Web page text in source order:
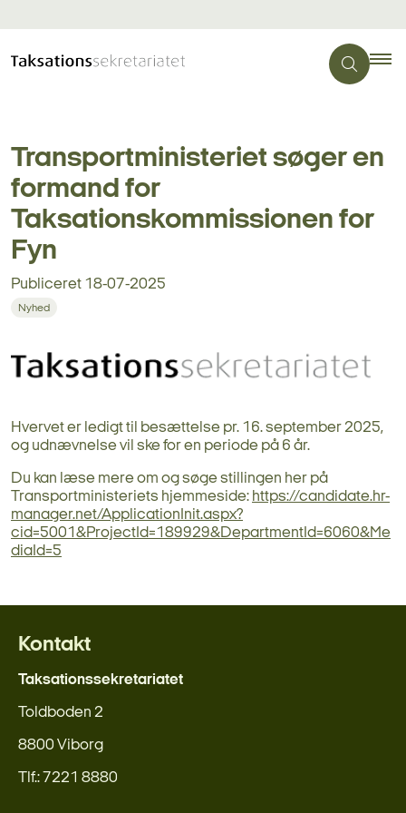
Transportministeriet søger en
formand for
Taksationskommissionen for
Fyn
Publiceret 18-07-2025
Nyhed
Hvervet er ledigt til besættelse pr. 16. september 2025,
og udnævnelse vil ske for en periode på 6 år.
Du kan læse mere om og søge stillingen her på
Transportministeriets hjemmeside: https://candidate.hr-
manager.net/ApplicationInit.aspx?
cid=5001&ProjectId=189929&DepartmentId=6060&Me
diaId=5
Kontakt
Taksationssekretariatet
Toldboden 2
8800 Viborg
Tlf.: 7221 8880